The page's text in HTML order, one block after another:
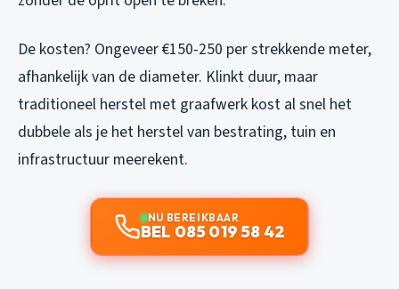
De kosten? Ongeveer €150-250 per strekkende meter,
afhankelijk van de diameter. Klinkt duur, maar
traditioneel herstel met graafwerk kost al snel het
dubbele als je het herstel van bestrating, tuin en
infrastructuur meerekent.
NU BEREIKBAAR
BEL 085 019 58 42